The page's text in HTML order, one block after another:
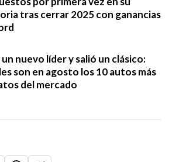
tras cerrar 2025 con ganancias
un nuevo líder y salió un clásico:
son en agosto los 10 autos más
del mercado